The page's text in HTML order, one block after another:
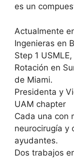
es un
Actualmente
Ingenieras en
Step 1
Rotación en
de Miami.
Presidenta y
UAM chapter
Cada una con
neurocirugía y
ayudantes.
Dos trabajos